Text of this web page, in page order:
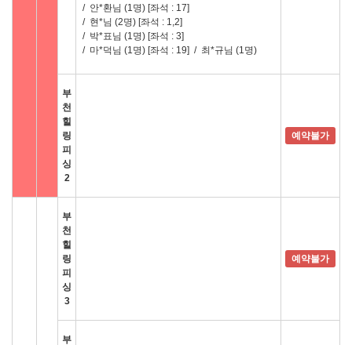
/ 안*환님 (1명) [좌석 : 17]
/ 현*님 (2명) [좌석 : 1,2]
/ 박*표님 (1명) [좌석 : 3]
/ 마*덕님 (1명) [좌석 : 19] / 최*규님 (1명)
부
천
힐
링
피
싱
2
예약불가
부
천
힐
링
피
싱
3
예약불가
부